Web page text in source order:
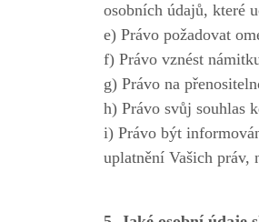
osobních údajů, které
e) Právo požadovat
f) Právo vznést
g) Právo na
h) Právo svůj souhlas
i) Právo být
uplatnění Vašich práv,